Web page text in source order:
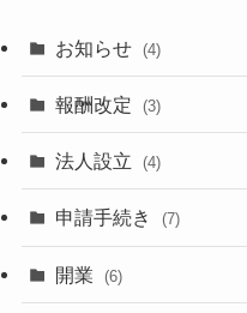
お知らせ (4)
報酬改定 (3)
法人設立 (4)
申請手続き (7)
開業 (6)